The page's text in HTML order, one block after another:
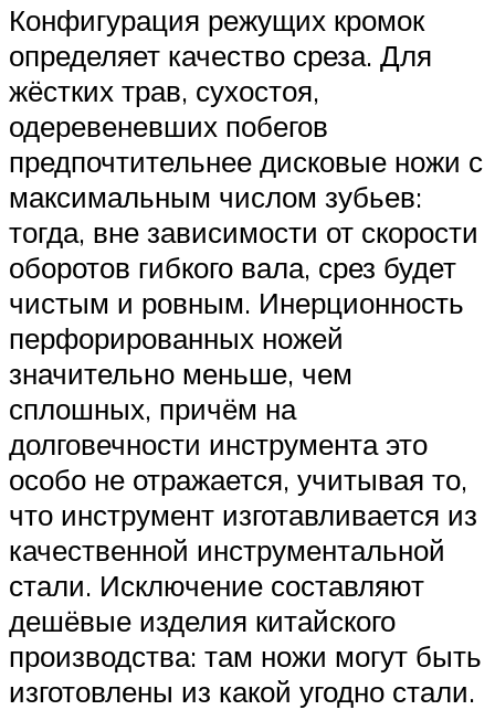
Конфигурация режущих кромок
определяет качество среза. Для
жёстких трав, сухостоя,
одеревеневших побегов
предпочтительнее дисковые ножи с
максимальным числом зубьев:
тогда, вне зависимости от скорости
оборотов гибкого вала, срез будет
чистым и ровным. Инерционность
перфорированных ножей
значительно меньше, чем
сплошных, причём на
долговечности инструмента это
особо не отражается, учитывая то,
что инструмент изготавливается из
качественной инструментальной
стали. Исключение составляют
дешёвые изделия китайского
производства: там ножи могут быть
изготовлены из какой угодно стали.